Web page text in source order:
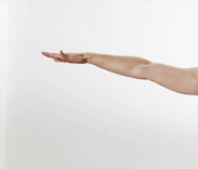
Travelling
Izamal | Isla